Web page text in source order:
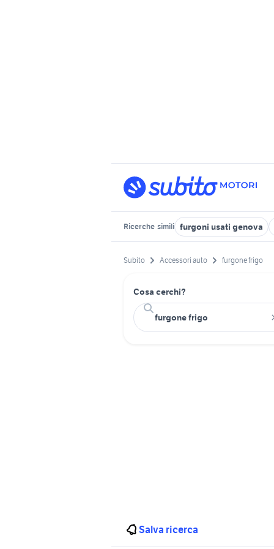
Ricerche simili furgoni usati genova
Subito Accessori auto furgone frigo
Cosa cerchi?
Salva ricerca